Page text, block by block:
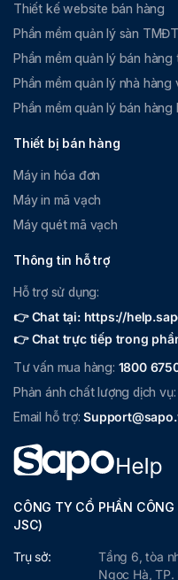
Thiết kế website bán hàng
Phần mềm quản lý sàn TMĐT
Phần mềm quản lý bán hàng
Phần mềm quản lý nhà hàng
Phần mềm quản lý bán hàng
Thiết bị bán hàng
Máy in hóa đơn
Máy in mã vạch
Máy quét mã vạch
Thông tin hỗ trợ
Hỗ trợ sử dụng:
👉 Chat tại: https://
👉 Chat trực tiếp trong
Tư vấn mua hàng: 1800
Phản ánh chất lượng dịch
Email hỗ trợ:
CÔNG TY CỔ PHẦN CÔNG
JSC)
Trụ sở:
Tầng 6, tòa
Ngọc Hà, TP.